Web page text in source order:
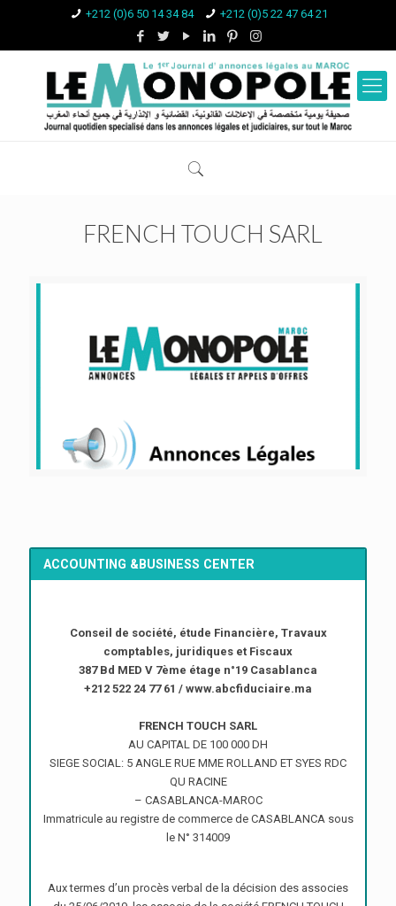
+212 (0)6 50 14 34 84 +212 (0)5 22 47 64 21
FRENCH TOUCH SARL
ACCOUNTING &BUSINESS CENTER
Conseil de société, étude Financière, Travaux
comptables, juridiques et Fiscaux
387 Bd MED V 7ème étage n°19 Casablanca
+212 522 24 77 61 / www.abcfiduciaire.ma
FRENCH TOUCH SARL
AU CAPITAL DE 100 000 DH
SIEGE SOCIAL: 5 ANGLE RUE MME ROLLAND ET SYES RDC
QU RACINE
– CASABLANCA-MAROC
Immatricule au registre de commerce de CASABLANCA sous
le N° 314009
Aux termes d’un procès verbal de la décision des associes